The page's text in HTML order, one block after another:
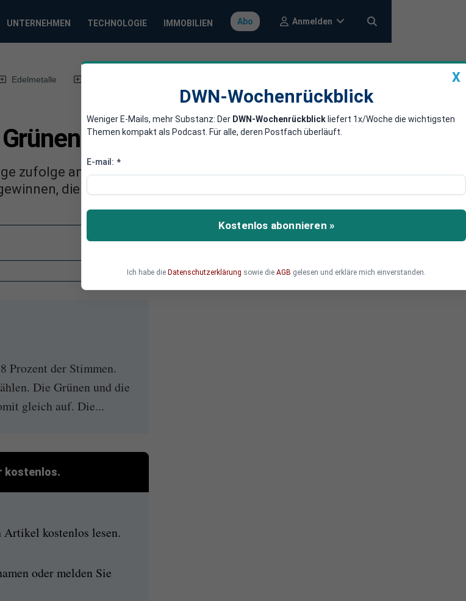
UNTERNEHMEN TECHNOLOGIE IMMOBILIEN Abo Anmelden
Edelmetalle
ein
zufolge an Unterstützung und werden erstmals von
die SPD verliert weiter an Boden.
Prozent der Stimmen.
Die Grünen und die
gleich auf. Die...
kostenlos.
Artikel kostenlos lesen.
oder melden Sie
X
DWN-Wochenrückblick
Weniger E-Mails, mehr Substanz: Der DWN-Wochenrückblick liefert 1x/Woche die wichtigsten
Themen kompakt als Podcast. Für alle, deren Postfach überläuft.
E-mail: *
Kostenlos abonnieren »
Ich habe die Datenschutzerklärung sowie die AGB gelesen und erkläre mich einverstanden.